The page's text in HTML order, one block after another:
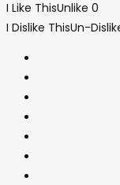
I Like ThisUnlike 0
I Dislike ThisUn-